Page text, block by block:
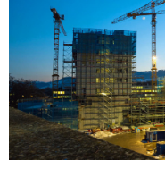
Team
Projekte